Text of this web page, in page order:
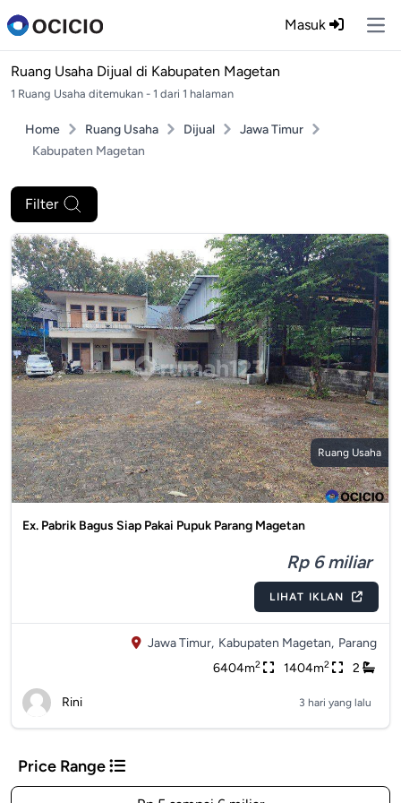
Masuk
Ruang Usaha Dijual di Kabupaten Magetan
1 Ruang Usaha ditemukan - 1 dari 1 halaman
Home Ruang Usaha Dijual
Jawa Timur
Kabupaten Magetan
Filter
Ruang Usaha
Ex. Pabrik Bagus Siap Pakai Pupuk Parang Magetan
Rp 6 miliar
LIHAT IKLAN
Jawa Timur, Kabupaten Magetan, Parang
6404m2 1404m2 2
Rini 3 hari yang lalu
Price Range